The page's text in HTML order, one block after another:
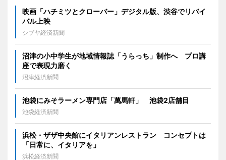
映画「ハチミツとクローバー」デジタル版、渋谷でリバイ
バル上映
シブヤ経済新聞
沼津の小中学生が地域情報誌「うらっち」制作へ プロ講
座で表現力磨く
沼津経済新聞
池袋にみそラーメン専門店「萬馬軒」 池袋2店舗目
池袋経済新聞
浜松・ザザ中央館にイタリアンレストラン コンセプトは
「日常に、イタリアを」
浜松経済新聞